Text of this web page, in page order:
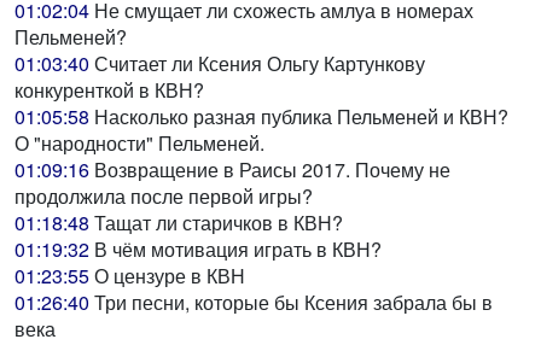
01:02:04 Не смущает ли схожесть амлуа в номерах
Пельменей?
01:03:40 Считает ли Ксения Ольгу Картункову
конкуренткой в КВН?
01:05:58 Насколько разная публика Пельменей и КВН?
О "народности" Пельменей.
01:09:16 Возвращение в Раисы 2017. Почему не
продолжила после первой игры?
01:18:48 Тащат ли старичков в КВН?
01:19:32 В чём мотивация играть в КВН?
01:23:55О цензуре в КВН
01:26:40 Три песни, которые бы Ксения забрала бы в
века